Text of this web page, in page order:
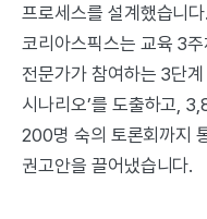
프로세스를 설계했습니다.
코리아스픽스는 교육 3주
전문가가 참여하는 3단
시나리오’를 도출하고,
200명 숙의 토론회까지
권고안을 끌어냈습니다.